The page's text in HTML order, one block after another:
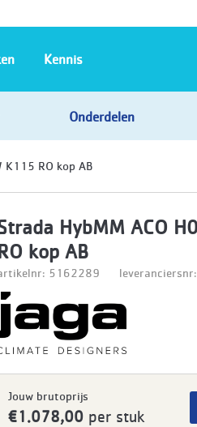
Onderdelen
Kennis
RO kop AB
HybMM ACO
kop AB
5162289
Jouw brutoprijs
€1.078,00 per stuk